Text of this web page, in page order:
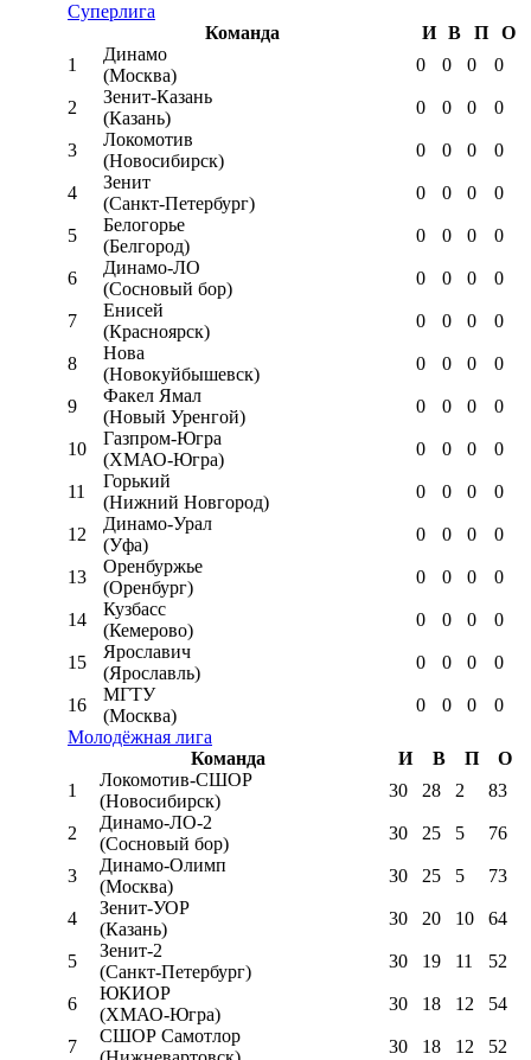
Суперлига
Команда
И В П
О
1
Динамо
(Москва)
0 0 0 0
2
Зенит-Казань
(Казань)
0 0 0 0
3
Локомотив
(Новосибирск)
0 0 0 0
4
Зенит
(Санкт-Петербург)
0 0 0 0
5
Белогорье
(Белгород)
0 0 0 0
6
Динамо-ЛО
(Сосновый бор)
0 0 0 0
7
Енисей
(Красноярск)
0 0 0 0
8
Нова
(Новокуйбышевск)
0 0 0 0
9
Факел Ямал
(Новый Уренгой)
0 0 0 0
10
Газпром-Югра
(ХМАО-Югра)
0 0 0 0
11
Горький
(Нижний Новгород)
0 0 0 0
12
Динамо-Урал
(Уфа)
0 0 0 0
13
Оренбуржье
(Оренбург)
0 0 0 0
14
Кузбасс
(Кемерово)
0 0 0 0
15
Ярославич
(Ярославль)
0 0 0 0
16
МГТУ
(Москва)
0 0 0
0
Молодёжная лига
Команда
И В П
О
1
Локомотив-CШОР
(Новосибирск)
30 28 2 83
2
Динамо-ЛО-2
(Сосновый бор)
30 25 5 76
3
Динамо-Олимп
(Москва)
30 25 5 73
4
Зенит-УОР
(Казань)
30 20 10 64
5
Зенит-2
(Санкт-Петербург)
30 19 11 52
6
ЮКИОР
(ХМАО-Югра)
30 18 12 54
7
СШОР Самотлор
30 18 12 52